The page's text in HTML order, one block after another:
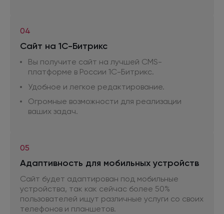
04
Сайт на 1С-Битрикс
Вы получите сайт на лучшей CMS-
платформе в России 1С-Битрикс.
Удобное и легкое редактирование.
Огромные возможности для реализации
ваших задач.
05
Адаптивность для мобильных устройств
Сайт будет адаптирован под мобильные
устройства, так как сейчас более 50%
пользователей ищут различные услуги со своих
телефонов и планшетов.